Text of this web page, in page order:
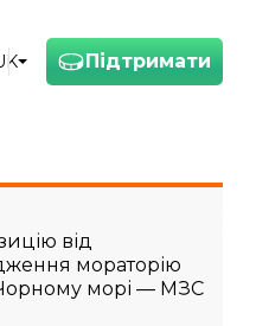
Підтримати
від
мораторію
морі — МЗС